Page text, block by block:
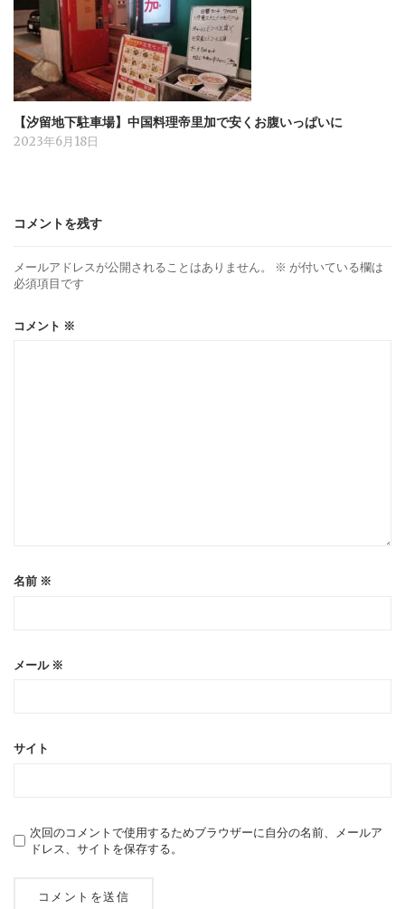
【汐留地下駐車場】中国料理帝里加で安くお腹いっぱいに
2023年6月18日
コメントを残す
メールアドレスが公開されることはありません。 ※ が付いている欄は
必須項目です
コメント ※
名前 ※
メール ※
サイト
次回のコメントで使用するためブラウザーに自分の名前、メールア
ドレス、サイトを保存する。